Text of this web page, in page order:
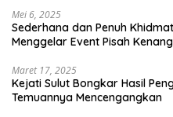
Mei 6, 2025
Sederhana dan Penuh
Menggelar Event Pisah Kenang
Maret 17, 2025
Kejati Sulut Bongkar Hasil
Temuannya Mencengangkan